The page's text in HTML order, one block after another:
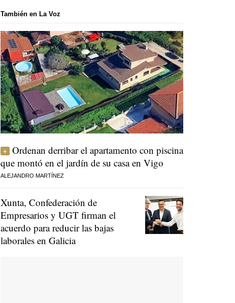
También en La Voz
Ordenan derribar el apartamento con piscina
que montó en el jardín de su casa en Vigo
ALEJANDRO MARTÍNEZ
Xunta, Confederación de
Empresarios y UGT firman el
acuerdo para reducir las bajas
laborales en Galicia